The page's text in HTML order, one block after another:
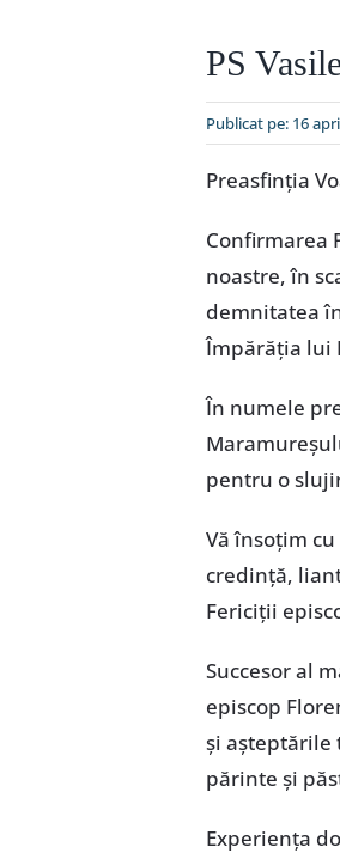
PS
Publicat pe: 16
Preasfinția
Confirmarea
noastre, în
demnitatea
Împărăția lui
În numele
pentru o
Vă însoțim
credință,
Fericiții
Succesor al
episcop
și așteptările
părinte și
Experiența